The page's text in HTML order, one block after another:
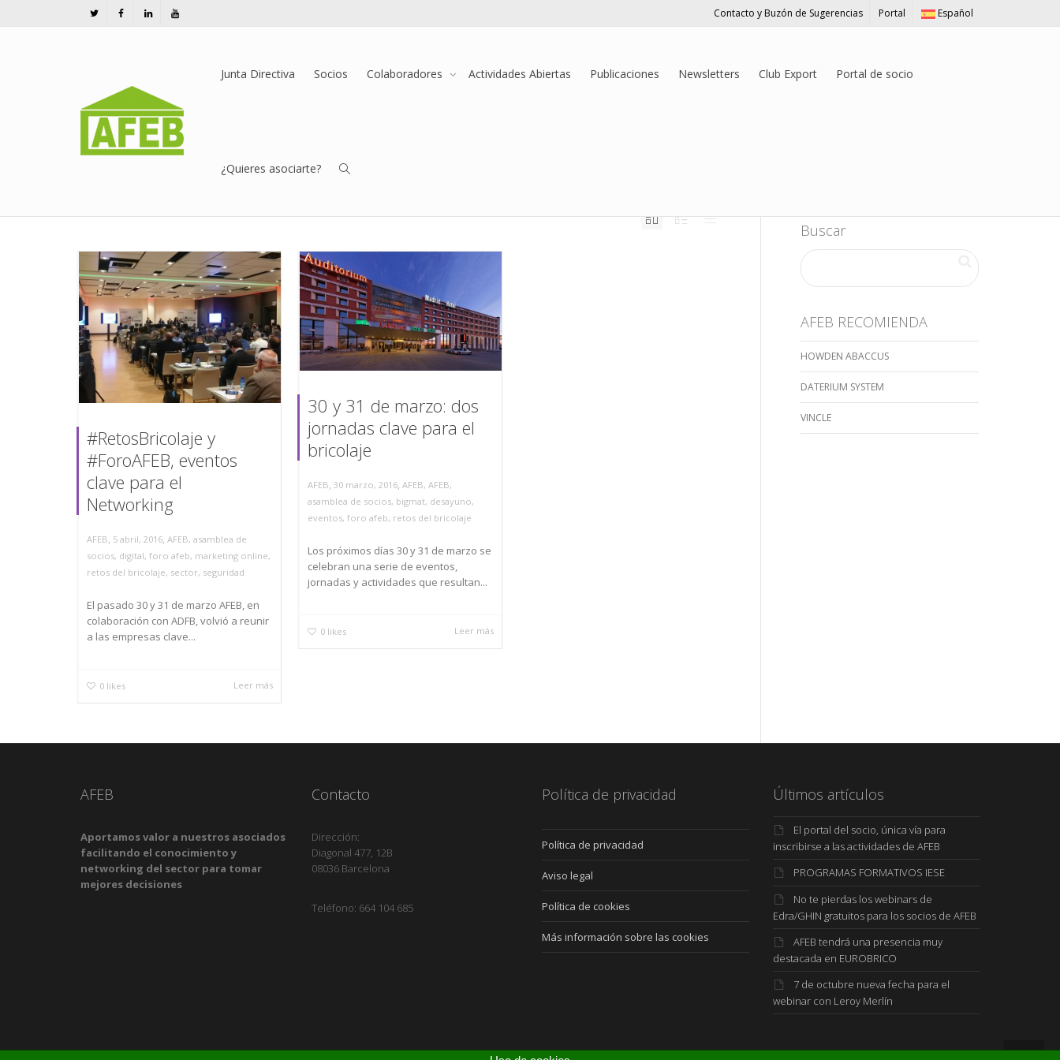
Contacto y Buzón de Sugerencias Portal Español
Junta Directiva Socios Colaboradores Actividades Abiertas Publicaciones Newsletters Club Export Portal de socio
¿Quieres asociarte?
Archivo de la etiqueta: retos del bricolaje
Últimas notícias retos del bricolaje
#RetosBricolaje y
#ForoAFEB, eventos
clave para el
Networking
AFEB, 5 abril, 2016, AFEB, asamblea de
socios, digital, foro afeb, marketing online,
retos del bricolaje, sector, seguridad
El pasado 30 y 31 de marzo AFEB, en
colaboración con ADFB, volvió a reunir
a las empresas clave...
0 likes Leer más
30 y 31 de marzo: dos
jornadas clave para el
bricolaje
AFEB, 30 marzo, 2016, AFEB, AFEB,
asamblea de socios, bigmat, desayuno,
eventos, foro afeb, retos del bricolaje
Los próximos días 30 y 31 de marzo se
celebran una serie de eventos,
jornadas y actividades que resultan...
0 likes Leer más
Buscar
AFEB RECOMIENDA
HOWDEN ABACCUS
DATERIUM SYSTEM
VINCLE
AFEB
Aportamos valor a nuestros asociados
facilitando el conocimiento y
networking del sector para tomar
mejores decisiones
Contacto
Dirección:
Diagonal 477, 12B
08036 Barcelona
Teléfono: 664 104 685
Política de privacidad
Política de privacidad
Aviso legal
Política de cookies
Más información sobre las cookies
Últimos artículos
El portal del socio, única vía para
inscribirse a las actividades de AFEB
PROGRAMAS FORMATIVOS IESE
No te pierdas los webinars de
Edra/GHIN gratuitos para los socios de AFEB
AFEB tendrá una presencia muy
destacada en EUROBRICO
7 de octubre nueva fecha para el
webinar con Leroy Merlín